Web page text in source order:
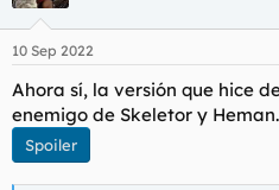
e
:
10 Sep 2022
Ahora sí, la versión que hice
enemigo de Skeletor y Heman.
Spoiler